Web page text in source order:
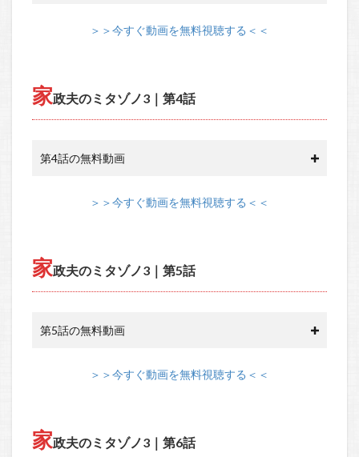
＞＞今すぐ動画を無料視聴する＜＜
家政夫のミタゾノ3｜第4話
第4話の無料動画
＞＞今すぐ動画を無料視聴する＜＜
家政夫のミタゾノ3｜第5話
第5話の無料動画
＞＞今すぐ動画を無料視聴する＜＜
家政夫のミタゾノ3｜第6話